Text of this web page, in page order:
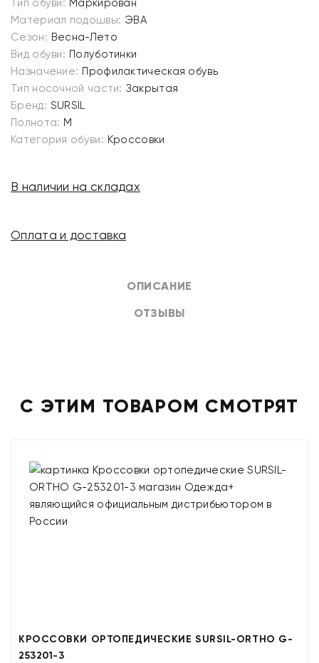
ОПИСАНИЕ
ОТЗЫВЫ
Тип обуви: Маркирован
Материал подошвы: ЭВА
Сезон: Весна-Лето
Вид обуви: Полуботинки
Назначение: Профилактическая обувь
Тип носочной части: Закрытая
Бренд: SURSIL
Полнота: M
Категория обуви: Кроссовки
В наличии на складах
Оплата и доставка
С ЭТИМ ТОВАРОМ СМОТРЯТ
КРОССОВКИ ОРТОПЕДИЧЕСКИЕ SURSIL-ORTHO G-
253201-3